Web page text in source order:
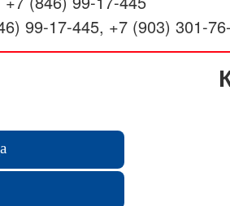
99-17-445, +7 (903) 301-